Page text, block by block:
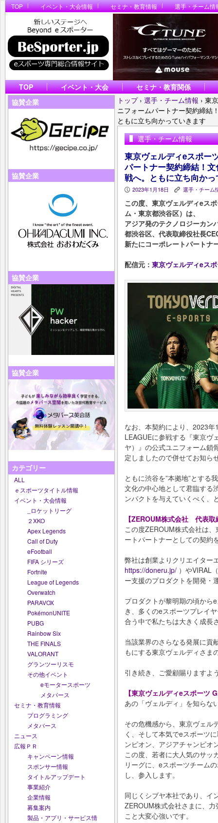
TOP イベント・大会情報 セミナ・教育情報 選手・チーム情
TOP イベント・大会
セミナ・教育関係
協賛企業
協賛企業
協賛企業
協賛企業
カテゴリー
ALL
ｅスポーツタイトル情報
イベント・大会情報
_ロケットリーグ
２XKO
Apex Legends
Call of Duty
eFootball
FIFA シリーズ
Fortnite
League of Legends
Overwatch
PARAVOX
PokémonUNITE
PUBG
Rainbow Six
THE FINALS
VALORANT
グランツーリスモ
その他イベント
eモータースポーツ
メタバース
セミナ・教育情報
プログラミング
メタバース
ニュース
広報ＰＲ
キャンペーン情報
スポンサー情報
タイトルアップデート
事業紹介
企業情報
募集案内
製品・アプリ・サービス情
トップ › 選手・チーム情報 › 東
ニフォームパートナー契約締結
ともに立ち向かっていきます
選手・チーム情報
東京ヴェルディeスポー
パートナー契約締結！
戦へ。ともに立ち向か
P 2023年1月18日 K 選手・チーム
この度、東京ヴェルディeス
ム・東京都渋谷区）は、
アジア発のテクノロジーカン
都渋谷区、代表取締役社長
新たにコーポレートパートナ
配信元： 東京ヴェルディeス
なお、本契約により、2023
LEAGUEに参戦する『東京ヴ
ヤ）』の公式ユニフォーム鎖
定しましたので併せてお知ら
ともに渋谷を”本拠地”とする
文化の中心地として君臨する
ンパクトを与えていくべく、
【ZEROUM株式会社 代表
この度ZEROUM株式会社は
ートパートナーとしての契約
弊社は創業よりクリエイター
https://doneru.jp/ ）やVIRAL
ー支援のプロダクトを開発・
プロダクトが黎明期の頃から
き、多くのeスポーツプレイ
合う中で私たちは大きく成長
当該業界のさらなる発展に貢
もにする東京ヴェルディさま
引き続き、ご愛顧賜りますよ
【東京ヴェルディeスポー
あの「ヴェルディ」を知らな
その危機感から、東京ヴェル
く、そして本気でeスポーツ
ンピオン、アジアチャンピオ
この度、若者に大人気のサッ
リーグに、eスポーツチーム
し、参入します。
同じくシブヤ本社であり、イ
ZEROUM株式会社さまに、
こと大変心強いです。